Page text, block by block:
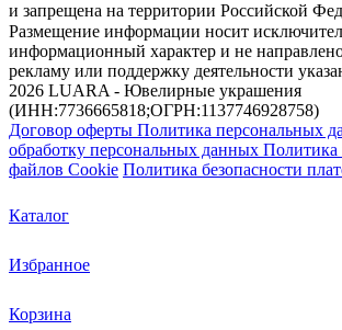
и запрещена на территории Российской
Размещение информации носит
информационный характер и не
рекламу или поддержку деятельности
2026 LUARA - Ювелирные украшения
(ИНН:7736665818;ОГРН:1137746928758)
Договор оферты Политика персональных
обработку персональных данных Политика
файлов Cookie Политика безопасности
Каталог
Избранное
Корзина